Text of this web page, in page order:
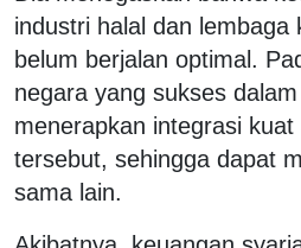
industri halal dan lembaga
belum berjalan optimal.
negara yang sukses
menerapkan integrasi
tersebut, sehingga dapat
sama lain.